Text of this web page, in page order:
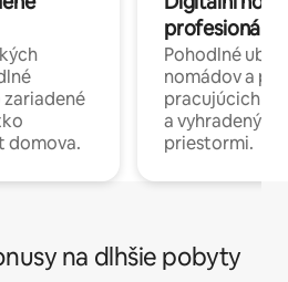
domova.
profesionáli
Pohodlné
nomádov a
pracujúcich
a
priestormi.
na dlhšie pobyty